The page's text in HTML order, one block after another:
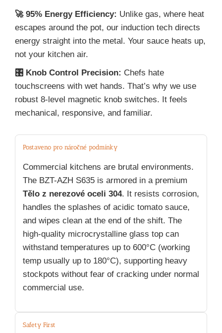
🚀 95% Energy Efficiency: Unlike gas, where heat
escapes around the pot, our induction tech directs
energy straight into the metal. Your sauce heats up,
not your kitchen air.
🎛️ Knob Control Precision: Chefs hate
touchscreens with wet hands. That’s why we use
robust 8-level magnetic knob switches. It feels
mechanical, responsive, and familiar.
Postaveno pro náročné podmínky
Commercial kitchens are brutal environments.
The BZT-AZH S635 is armored in a premium
Tělo z nerezové oceli 304. It resists corrosion,
handles the splashes of acidic tomato sauce,
and wipes clean at the end of the shift. The
high-quality microcrystalline glass top can
withstand temperatures up to 600°C (working
temp usually up to 180°C), supporting heavy
stockpots without fear of cracking under normal
commercial use.
Safety First